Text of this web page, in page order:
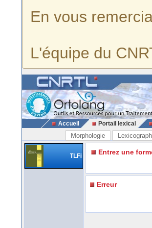
En vous
L'équipe du
Accueil Portail lexical
Morphologie
TLFi Entrez une
Erreur